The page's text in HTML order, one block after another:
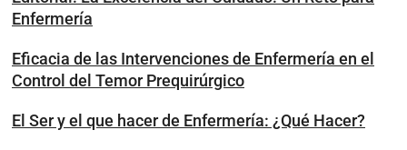
Enfermería
Eficacia de las Intervenciones de Enfermería en el
Control del Temor Prequirúrgico
El Ser y el que hacer de Enfermería: ¿Qué Hacer?